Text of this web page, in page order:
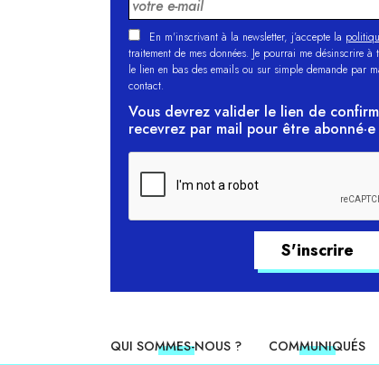
En m'inscrivant à la newsletter, j’accepte la
traitement de mes données. Je pourrai me désinscrire
le lien en bas des emails ou sur simple demande par
contact.
Vous devrez valider le lien de
recevrez par mail pour être abonné·e
QUI SOMMES-NOUS ? COMMUNIQUÉS